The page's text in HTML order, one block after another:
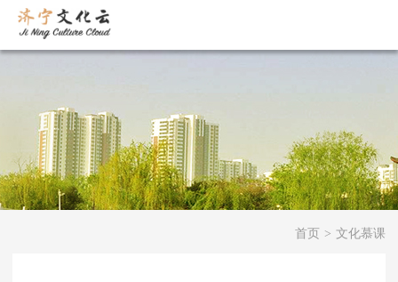
首页 > 文化慕课